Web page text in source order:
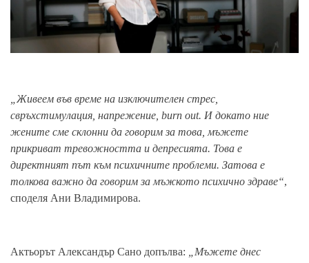
„Живеем във време на изключителен стрес,
свръхстимулация, напрежение, burn out. И докато ние
жените сме склонни да говорим за това, мъжете
прикриват тревожността и депресията. Това е
директният път към психичните проблеми. Затова е
толкова важно да говорим за мъжкото психично здраве“,
споделя Ани Владимирова.
Актьорът Александър Сано допълва:
„Мъжете днес